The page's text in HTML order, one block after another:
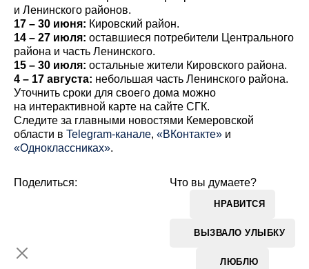
и Ленинского районов.
17 – 30 июня: Кировский район.
14 – 27 июля: оставшиеся потребители Центрального
района и часть Ленинского.
15 – 30 июля: остальные жители Кировского района.
4 – 17 августа: небольшая часть Ленинского района.
Уточнить сроки для своего дома можно
на интерактивной карте на сайте СГК.
Cледите за главными новостями Кемеровской
области в Telegram-канале, «ВКонтакте» и
«Одноклассниках».
Что вы думаете?
НРАВИТСЯ
ВЫЗВАЛО УЛЫБКУ
ЛЮБЛЮ
Поделиться: